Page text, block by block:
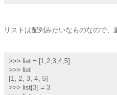
リストは配列みたいなものなので、
>>> list = [1,2,3,4,5]
>>> list
[1, 2, 3, 4, 5]
>>> list[3] = 3